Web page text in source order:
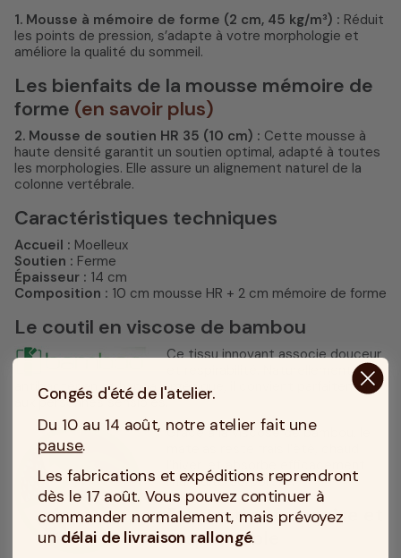
1. Mousse à mémoire de forme (2 cm, 45 kg/m³) : Réduit
les points de pression, s’adapte à votre morphologie et
améliore la qualité du sommeil.
Les bienfaits de la mousse mémoire de
forme (en savoir plus)
2. Mousse de soutien HR 35 (10 cm) : Cette mousse à
haute densité garantit un soutien optimal, adapté à toutes
les morphologies. Elle assure un alignement naturel de la
colonne vertébrale.
Caractéristiques techniques
Accueil : Moelleux
Soutien : Ferme
Épaisseur : 14 cm
Composition : 10 cm mousse HR + 2 cm mémoire de forme
Le coutil en viscose de bambou
Ce tissu innovant associe douceur
antibactérien et hypoallergénique, il convient parfaitement
aux personnes sensibles.
Grâce à la viscose de bambou, le
l’hiver, et absorbe efficacement
l’humidité corporelle.
Fabrication française et
responsable
Congés d'été de l'atelier.
Du 10 au 14 août, notre atelier fait une
pause.
Les fabrications et expéditions reprendront
dès le 17 août. Vous pouvez continuer à
commander normalement, mais prévoyez
un délai de livraison rallongé.